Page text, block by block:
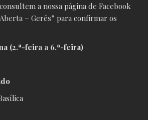
a nossa página de Facebook
– Gerês” para confirmar os
(2.ª-feira a 6.ª-feira)